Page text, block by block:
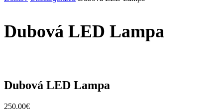
Dubová LED Lampa
Dubová LED Lampa
250.00€